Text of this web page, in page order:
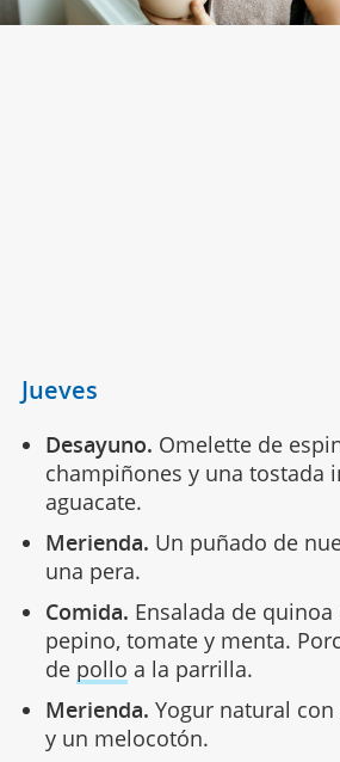
Jueves
Desayuno. Omelette de
champiñones y una tostada
aguacate.
Merienda. Un puñado de
una pera.
Comida. Ensalada de quinoa
pepino, tomate y menta.
de pollo a la parrilla.
Merienda. Yogur natural
y un melocotón.